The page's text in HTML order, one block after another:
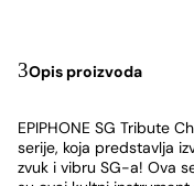
Opis proizvoda
EPIPHONE SG Tribute
serije, koja predstavlja
zvuk i vibru SG-a! Ova